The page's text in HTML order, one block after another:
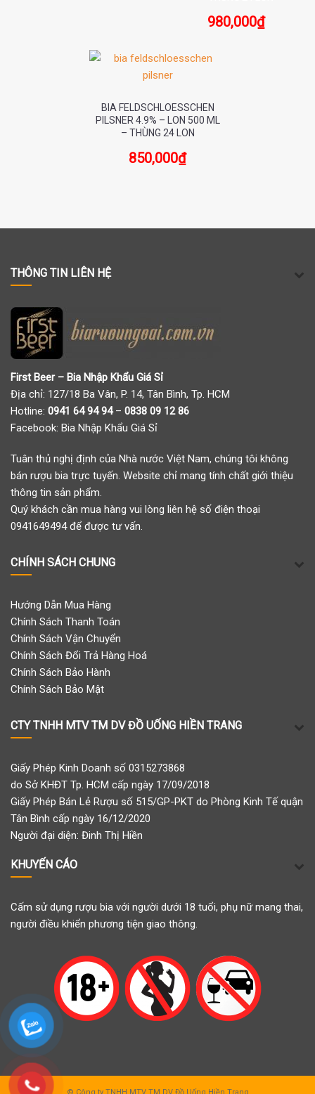
980,000₫
BIA FELDSCHLOESSCHEN
PILSNER 4.9% – LON 500 ML
– THÙNG 24 LON
850,000₫
THÔNG TIN LIÊN HỆ
First Beer – Bia Nhập Khẩu Giá Sỉ
Địa chỉ: 127/18 Ba Vân, P. 14, Tân Bình, Tp. HCM
Hotline: 0941 64 94 94– 0838 09 12 86
Facebook: Bia Nhập Khẩu Giá Sỉ
Tuân thủ nghị định của Nhà nước Việt Nam, chúng tôi không
bán rượu bia trực tuyến. Website chỉ mang tính chất giới thiệu
thông tin sản phẩm.
Quý khách cần mua hàng vui lòng liên hệ số điện thoại
0941649494 để được tư vấn.
CHÍNH SÁCH CHUNG
Hướng Dẫn Mua Hàng
Chính Sách Thanh Toán
Chính Sách Vận Chuyển
Chính Sách Đổi Trả Hàng Hoá
Chính Sách Bảo Hành
Chính Sách Bảo Mật
CTY TNHH MTV TM DV ĐỒ UỐNG HIỀN TRANG
Giấy Phép Kinh Doanh số 0315273868
do Sở KHĐT Tp. HCM cấp ngày 17/09/2018
Giấy Phép Bán Lẻ Rượu số 515/GP-PKT do Phòng Kinh Tế quận
Tân Bình cấp ngày 16/12/2020
Người đại diện: Đinh Thị Hiền
KHUYẾN CÁO
Cấm sử dụng rượu bia với người dưới 18 tuổi, phụ nữ mang thai,
người điều khiển phương tiện giao thông.